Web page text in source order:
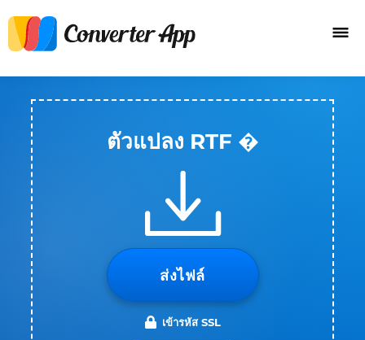
ตัวแปลง RTF �
ส่งไฟล์
เข้ารหัส SSL